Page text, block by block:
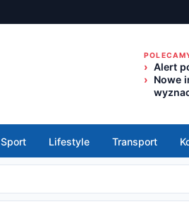
Alert
Nowe
Sport Lifestyle Transport